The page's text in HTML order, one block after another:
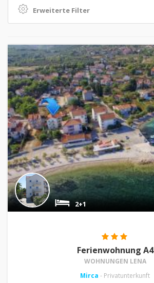
Erweiterte Filter
2+1
Ferienwohnung A4
WOHNUNGEN LENA
Mirca - Privatunterkunft